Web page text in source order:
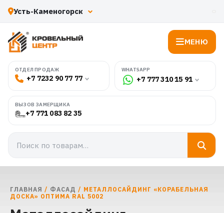
МЕНЮ
ОТДЕЛ ПРОДАЖ
+7 7232 90 77 77
WHATSAPP
+7 777 310 15 91
ВЫЗОВ ЗАМЕРЩИКА
+7 771 083 82 35
ГЛАВНАЯ / ФАСАД / МЕТАЛЛОСАЙДИНГ «КОРАБЕЛЬНАЯ
ДОСКА» ОПТИМА RAL 5002